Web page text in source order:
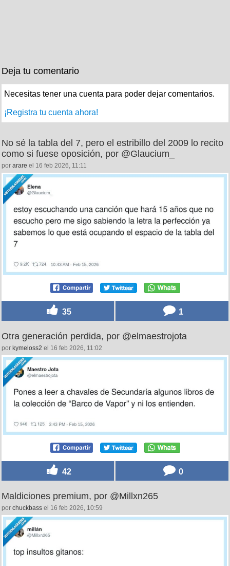
Deja tu comentario
Necesitas tener una cuenta para poder dejar comentarios.
¡Registra tu cuenta ahora!
No sé la tabla del 7, pero el estribillo del 2009 lo recito
como si fuese oposición, por @Glaucium_
por arare el 16 feb 2026, 11:11
35 1
Otra generación perdida, por @elmaestrojota
por kymeloss2 el 16 feb 2026, 11:02
42 0
Maldiciones premium, por @Millxn265
por chuckbass el 16 feb 2026, 10:59